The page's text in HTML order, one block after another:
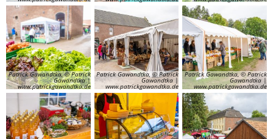
Patrick Gawandtka, © Patrick
Gawandtka |
www.patrickgawandtka.de
Patrick Gawandtka, © Patrick
Gawandtka |
www.patrickgawandtka.de
Patrick Gawandtka, © Patrick
Gawandtka |
www.patrickgawandtka.de